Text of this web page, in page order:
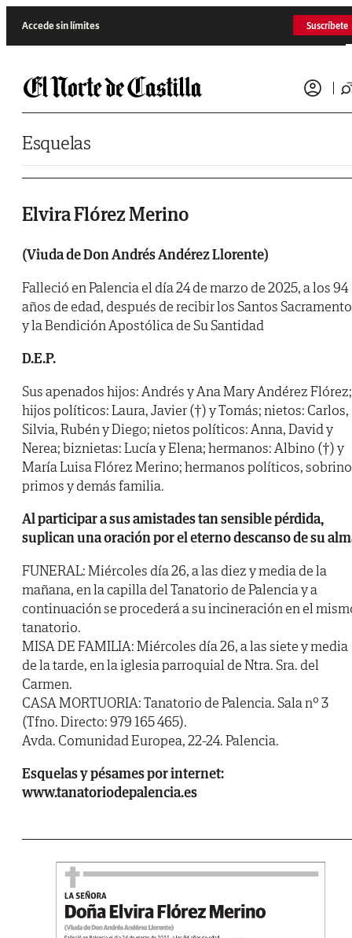
Accede sin límites Suscríbete
Esquelas
Elvira Flórez Merino
(Viuda de Don Andrés Andérez Llorente)
Falleció en Palencia el día 24 de marzo de 2025, a los 94
años de edad, después de recibir los Santos
y la Bendición Apostólica de Su Santidad
D.E.P.
Sus apenados hijos: Andrés y Ana Mary Andérez Flórez;
hijos políticos: Laura, Javier (†) y Tomás; nietos: Carlos,
Silvia, Rubén y Diego; nietos políticos: Anna, David y
Nerea; biznietas: Lucía y Elena; hermanos: Albino (†) y
María Luisa Flórez Merino; hermanos políticos,
primos y demás familia.
Al participar a sus amistades tan sensible pérdida,
suplican una oración por el eterno descanso de su
FUNERAL: Miércoles día 26, a las diez y media de la
mañana, en la capilla del Tanatorio de Palencia y a
continuación se procederá a su incineración en el
tanatorio.
MISA DE FAMILIA: Miércoles día 26, a las siete y media
de la tarde, en la iglesia parroquial de Ntra. Sra. del
Carmen.
CASA MORTUORIA: Tanatorio de Palencia. Sala nº 3
(Tfno. Directo: 979 165 465).
Avda. Comunidad Europea, 22-24. Palencia.
Esquelas y pésames por internet:
www.tanatoriodepalencia.es